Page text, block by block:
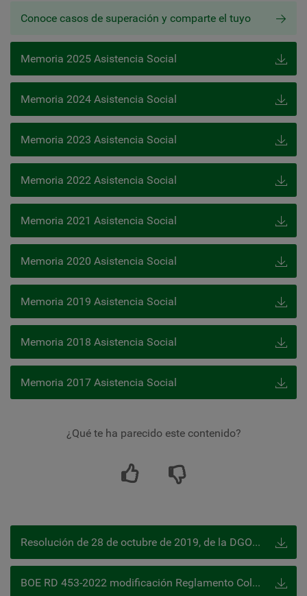
Conoce casos de superación y comparte el tuyo
Memoria 2025 Asistencia Social
Memoria 2024 Asistencia Social
Memoria 2023 Asistencia Social
Memoria 2022 Asistencia Social
Memoria 2021 Asistencia Social
Memoria 2020 Asistencia Social
Memoria 2019 Asistencia Social
Memoria 2018 Asistencia Social
Memoria 2017 Asistencia Social
¿Qué te ha parecido este contenido?
Resolución de 28 de octubre de 2019, de la DGOSS, publicada en el BOE de 13 de diciembre 2019
BOE RD 453-2022 modificación Reglamento Colaboración (prestaciones especiales)